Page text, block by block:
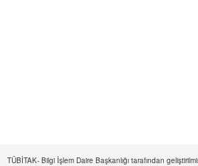
TÜBİTAK- Bilgi İşlem Daire Başkanlığı tarafından